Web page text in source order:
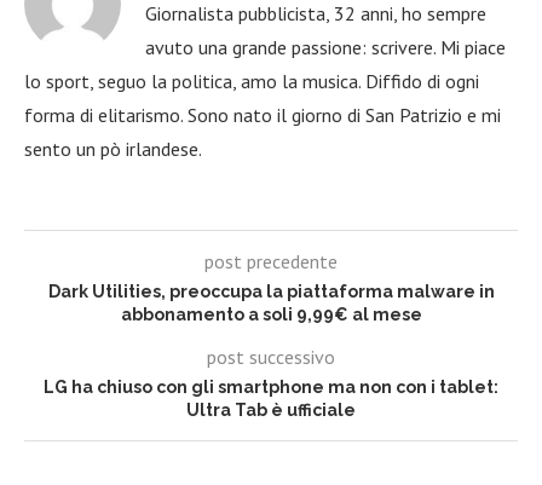
Giornalista pubblicista, 32 anni, ho sempre
avuto una grande passione: scrivere. Mi piace
lo sport, seguo la politica, amo la musica. Diffido di ogni
forma di elitarismo. Sono nato il giorno di San Patrizio e mi
sento un pò irlandese.
post precedente
Dark Utilities, preoccupa la piattaforma malware in
abbonamento a soli 9,99€ al mese
post successivo
LG ha chiuso con gli smartphone ma non con i tablet:
Ultra Tab è ufficiale